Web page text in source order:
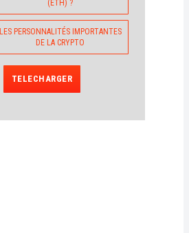
(ETH) ?
LES PERSONNALITÉS IMPORTANTES
DE LA CRYPTO
TELECHARGER